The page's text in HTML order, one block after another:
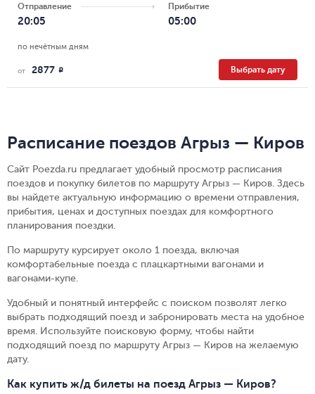
Отправление
20:05
Прибытие
05:00
по нечётным дням
от 2877 R Выбрать дату
Расписание поездов Агрыз — Киров
Сайт Poezda.ru предлагает удобный просмотр расписания
поездов и покупку билетов по маршруту Агрыз — Киров. Здесь
вы найдете актуальную информацию о времени отправления,
прибытия, ценах и доступных поездах для комфортного
планирования поездки.
По маршруту курсирует около 1 поезда, включая
комфортабельные поезда с плацкартными вагонами и
вагонами-купе.
Удобный и понятный интерфейс с поиском позволят легко
выбрать подходящий поезд и забронировать места на удобное
время. Используйте поисковую форму, чтобы найти
подходящий поезд по маршруту Агрыз — Киров на желаемую
дату.
Как купить ж/д билеты на поезд Агрыз — Киров?